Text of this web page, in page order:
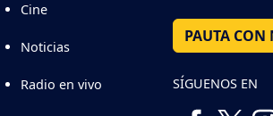
Cine
Noticias
Radio en vivo
PAUTA CON
SÍGUENOS EN